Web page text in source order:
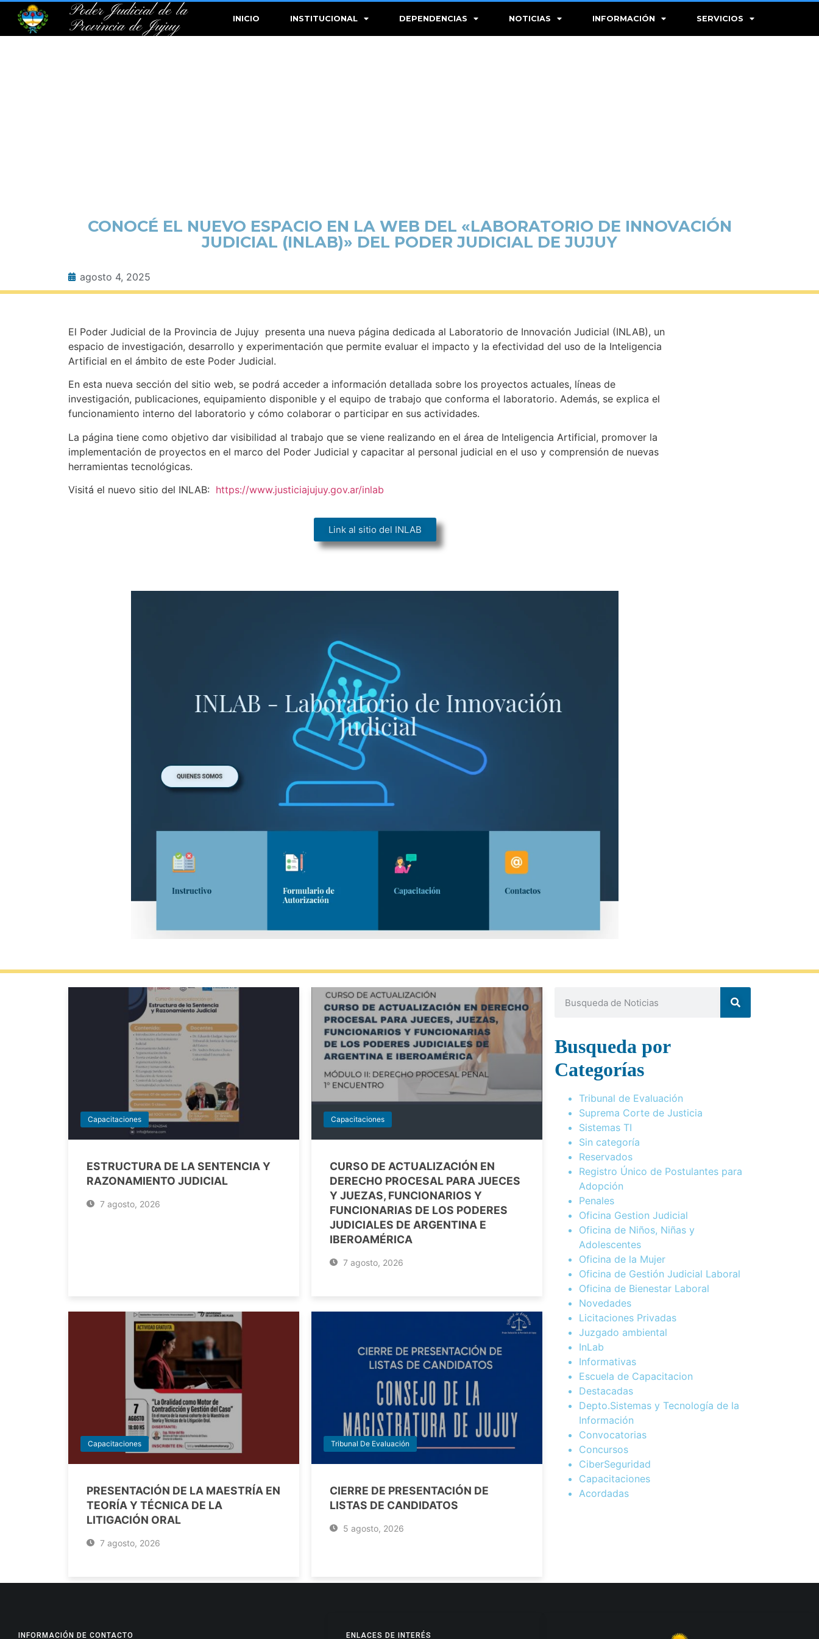
Poder Judicial de la
Provincia de Jujuy
INICIO INSTITUCIONAL DEPENDENCIAS NOTICIAS INFORMACIÓN SERVICIOS
CONOCÉ EL NUEVO ESPACIO EN LA WEB DEL «LABORATORIO DE INNOVACIÓN
JUDICIAL (INLAB)» DEL PODER JUDICIAL DE JUJUY
agosto 4, 2025
El Poder Judicial de la Provincia de Jujuy presenta una nueva página dedicada al Laboratorio de Innovación Judicial (INLAB), un
espacio de investigación, desarrollo y experimentación que permite evaluar el impacto y la efectividad del uso de la Inteligencia
Artificial en el ámbito de este Poder Judicial.
En esta nueva sección del sitio web, se podrá acceder a información detallada sobre los proyectos actuales, líneas de
investigación, publicaciones, equipamiento disponible y el equipo de trabajo que conforma el laboratorio. Además, se explica el
funcionamiento interno del laboratorio y cómo colaborar o participar en sus actividades.
La página tiene como objetivo dar visibilidad al trabajo que se viene realizando en el área de Inteligencia Artificial, promover la
implementación de proyectos en el marco del Poder Judicial y capacitar al personal judicial en el uso y comprensión de nuevas
herramientas tecnológicas.
Visitá el nuevo sitio del INLAB: https://www.justiciajujuy.gov.ar/inlab
Link al sitio del INLAB
Capacitaciones
ESTRUCTURA DE LA SENTENCIA Y
RAZONAMIENTO JUDICIAL
7 agosto, 2026
Capacitaciones
CURSO DE ACTUALIZACIÓN EN
DERECHO PROCESAL PARA JUECES
Y JUEZAS, FUNCIONARIOS Y
FUNCIONARIAS DE LOS PODERES
JUDICIALES DE ARGENTINA E
IBEROAMÉRICA
7 agosto, 2026
Capacitaciones
PRESENTACIÓN DE LA MAESTRÍA EN
TEORÍA Y TÉCNICA DE LA
LITIGACIÓN ORAL
7 agosto, 2026
Tribunal De Evaluación
CIERRE DE PRESENTACIÓN DE
LISTAS DE CANDIDATOS
5 agosto, 2026
Busqueda por
Categorías
Tribunal de Evaluación
Suprema Corte de Justicia
Sistemas TI
Sin categoría
Reservados
Registro Único de Postulantes para
Adopción
Penales
Oficina Gestion Judicial
Oficina de Niños, Niñas y
Adolescentes
Oficina de la Mujer
Oficina de Gestión Judicial Laboral
Oficina de Bienestar Laboral
Novedades
Licitaciones Privadas
Juzgado ambiental
InLab
Informativas
Escuela de Capacitacion
Destacadas
Depto.Sistemas y Tecnología de la
Información
Convocatorias
Concursos
CiberSeguridad
Capacitaciones
Acordadas
INFORMACIÓN DE CONTACTO ENLACES DE INTERÉS